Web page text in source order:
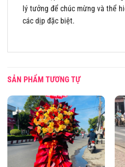
lý tưởng để chúc mừng và thể
các dịp đặc biệt.
SẢN PHẨM TƯƠNG TỰ